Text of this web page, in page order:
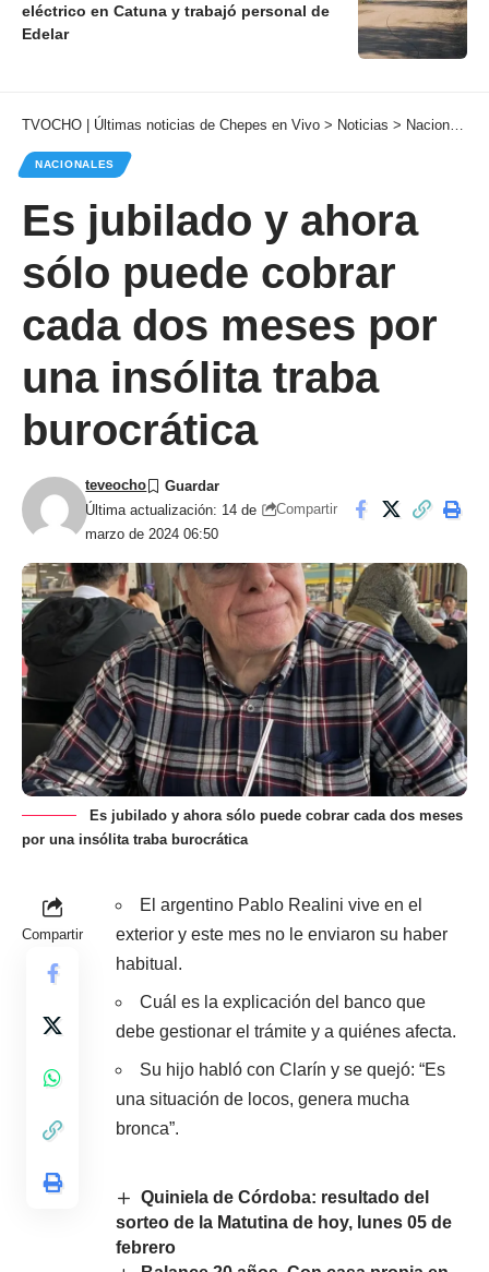
eléctrico en Catuna y trabajó personal de
Edelar
TVOCHO | Últimas noticias de Chepes en Vivo > Noticias > Nacionales
NACIONALES
Es jubilado y ahora
sólo puede cobrar
cada dos meses por
una insólita traba
burocrática
Última actualización: 14 de
marzo de 2024 06:50
teveocho
Compartir
Es jubilado y ahora sólo puede cobrar cada dos meses
por una insólita traba burocrática
Compartir
El argentino Pablo Realini vive en el
exterior y este mes no le enviaron su haber
habitual.
Cuál es la explicación del banco que
debe gestionar el trámite y a quiénes afecta.
Su hijo habló con Clarín y se quejó: “Es
una situación de locos, genera mucha
bronca”.
Quiniela de Córdoba: resultado del
sorteo de la Matutina de hoy, lunes 05 de
febrero